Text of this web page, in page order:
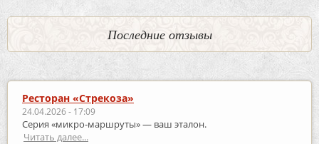
Последние отзывы
Ресторан «Стрекоза»
24.04.2026 - 17:09
Серия «микро‑маршруты» — ваш эталон.
Читать далее...